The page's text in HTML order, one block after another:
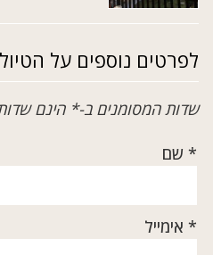
לפרטים נוספים על
שדות המסומנים ב-* הינם
* שם
* אימייל